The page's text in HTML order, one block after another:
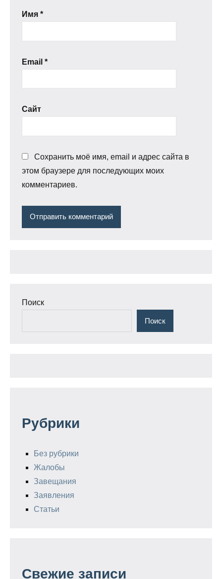
Имя *
Email *
Сайт
Сохранить моё имя, email и адрес сайта в
этом браузере для последующих моих
комментариев.
Поиск
Поиск
Рубрики
Без рубрики
Жалобы
Завещания
Заявления
Статьи
Свежие записи